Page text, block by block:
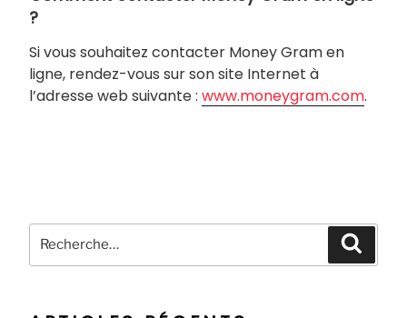
?
Si vous souhaitez contacter Money Gram en
ligne, rendez-vous sur son site Internet à
l’adresse web suivante : www.moneygram.com.
Recherche
pour